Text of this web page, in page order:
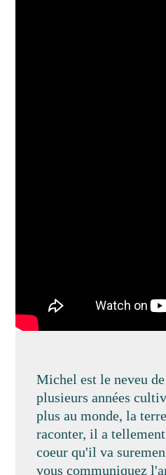
Michel est le neveu
plusieurs années
plus au monde, la
raconter, il a
coeur qu'il va
vous communiquez